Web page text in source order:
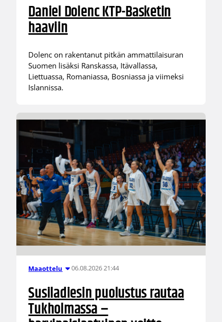
Daniel Dolenc KTP-Basketin
haaviin
Dolenc on rakentanut pitkän ammattilaisuran
Suomen lisäksi Ranskassa, Itävallassa,
Liettuassa, Romaniassa, Bosniassa ja viimeksi
Islannissa.
Maaottelu 06.08.2026 21:44
Susiladiesin puolustus rautaa
Tukholmassa –